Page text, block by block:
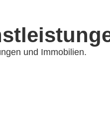
und Immobilien.